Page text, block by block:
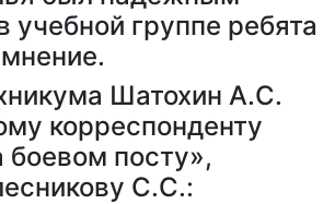
группе ребята
Шатохин А.С.
корреспонденту
посту»,
С.С.: